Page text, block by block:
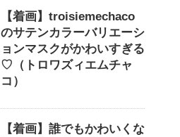
【着画】troisiemechaco
のサテンカラーバリエーシ
ョンマスクがかわいすぎる
♡（トロワズィエムチャ
コ）
【着画】誰でもかわいくな